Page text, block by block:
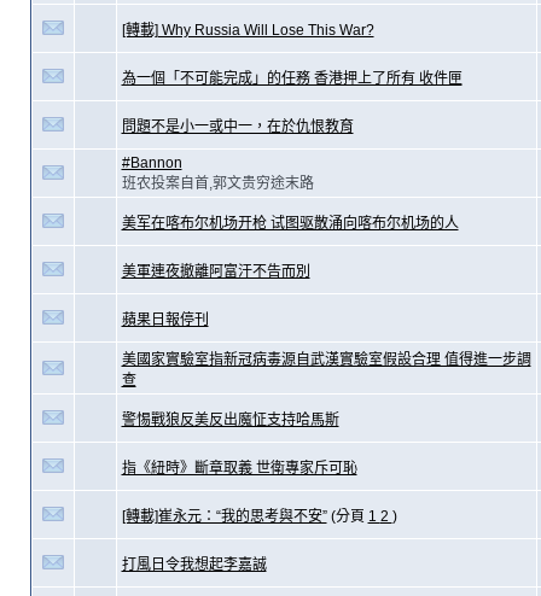
[轉載] Why Russia Will Lose This War?
為一個「不可能完成」的任務 香港押上了所有 收件匣
問題不是小一或中一，在於仇恨教育
#Bannon
班农投案自首,郭文贵穷途末路
美军在喀布尔机场开枪 试图驱散涌向喀布尔机场的人
美軍連夜撤離阿富汗不告而別
蘋果日報停刊
美國家實驗室指新冠病毒源自武漢實驗室假設合理 值得進一步調
查
警惕戰狼反美反出魔怔支持哈馬斯
指《紐時》斷章取義 世衛專家斥可恥
[轉載]崔永元：“我的思考與不安” (分頁 1 2 )
打風日令我想起李嘉誠